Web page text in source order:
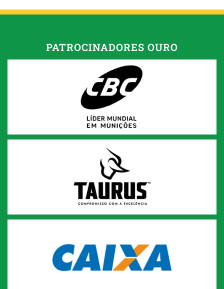
PATROCINADORES OURO